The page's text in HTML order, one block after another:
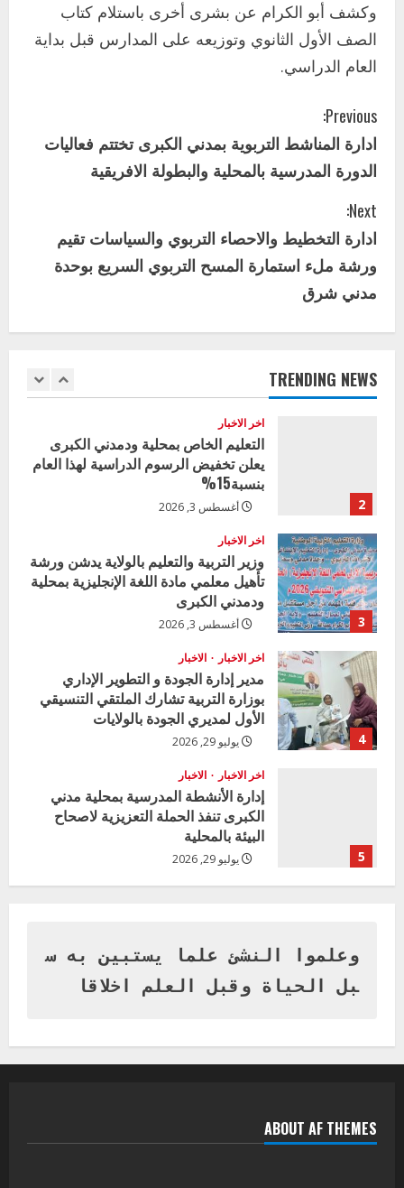
وكشف أبو الكرام عن بشرى أخرى باستلام كتاب
الصف الأول الثانوي وتوزيعه على المدارس قبل بداية
العام الدراسي.
C
o
n
t
i
n
u
e
a
d
i
n
g
Previous:
ادارة المناشط التربوية بمدني الكبرى تختتم فعاليات
الدورة المدرسية بالمحلية والبطولة الافريقية
Next:
ادارة التخطيط والاحصاء التربوي والسياسات تقيم
ورشة ملء استمارة المسح التربوي السريع بوحدة
مدني شرق
TRENDING NEWS
3
ودمدني الكبرى
أغسطس 3, 2026
4
الأول لمديري الجودة بالولايات
يوليو 29, 2026
5
الكبرى تنفذ الحملة التعزيزية لاصحاح
البيئة بالمحلية
يوليو 29, 2026
1
2
اخر الاخبار
التعليم الخاص بمحلية ودمدني الكبرى
يعلن تخفيض الرسوم الدراسية لهذا العام
بنسبة15%
أغسطس 3, 2026
3
اخر الاخبار
وزير التربية والتعليم بالولاية يدشن ورشة
تأهيل معلمي مادة اللغة الإنجليزية بمحلية
ودمدني الكبرى
أغسطس 3, 2026
4
اخر الاخبار الاخبار
مدير إدارة الجودة و التطوير الإداري
بوزارة التربية تشارك الملتقي التنسيقي
الأول لمديري الجودة بالولايات
يوليو 29, 2026
5
اخر الاخبار الاخبار
إدارة الأنشطة المدرسية بمحلية مدني
الكبرى تنفذ الحملة التعزيزية لاصحاح
البيئة بالمحلية
يوليو 29, 2026
بنات بمحلية ود مدني الكبرى
أغسطس 3, 2026
يعلن تخفيض الرسوم الدراسية لهذا العام
بنسبة15%
وزير التربية والتعليم بالولاية يدشن ورشة
وعلموا النشئ علما يستبين به س
بل الحياة وقبل العلم اخلاقا
ABOUT AF THEMES